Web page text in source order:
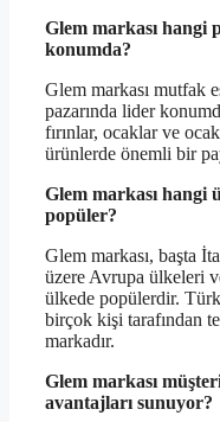
Glem markası hangi
konumda?
Glem markası mutfak
pazarında lider
fırınlar, ocaklar ve
ürünlerde önemli bir
Glem markası hangi
popüler?
Glem markası, başta
üzere Avrupa ülkeleri
ülkede popülerdir.
birçok kişi tarafından
markadır.
Glem markası
avantajları sunuyor?